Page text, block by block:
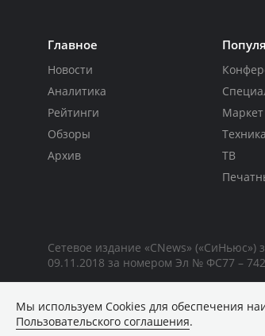
Главное
Новости
Аналитика
Рейтинги
Обзоры
Архив
Маркет
Техника
ТВ
Сетевое издание «CNews»
09.11.2018 за номером Эл № ФС77 –
Мы используем Сookies для обеспечения
Пользовательского соглашения.